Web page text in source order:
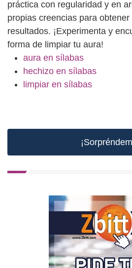
práctica con regularidad y en
propias creencias para
resultados. ¡Experimenta y
forma de limpiar tu aura!
aura en sílabas
hechizo en sílabas
limpiar en sílabas